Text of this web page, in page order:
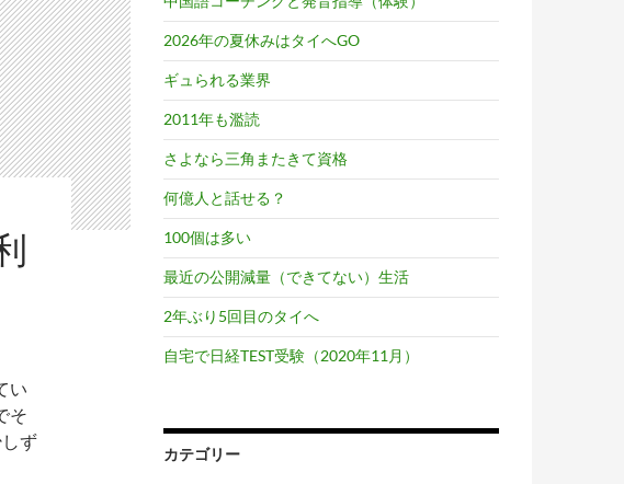
い
そ
ず
2026年の夏休みはタイへGO
ギュられる業界
2011年も濫読
さよなら三角またきて資格
何億人と話せる？
100個は多い
最近の公開減量（できてない）生活
2年ぶり5回目のタイへ
自宅で日経TEST受験（2020年11月）
カテゴリー